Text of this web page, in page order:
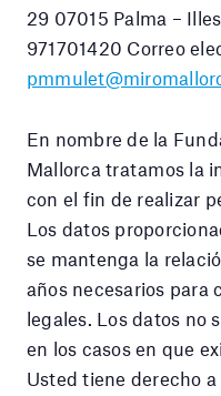
29 07015 Palma –
971701420 Correo
En nombre de la
Mallorca tratamos la
con el fin de realizar
Los datos
se mantenga la
años necesarios para
legales. Los datos no
en los casos en que
Usted tiene derecho